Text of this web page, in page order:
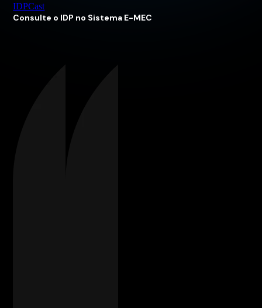
IDPCast
Consulte o IDP no Sistema E-MEC